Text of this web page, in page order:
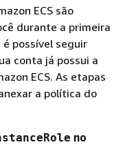
ECS são
durante a primeira
possível seguir
conta já possui a
ECS. As etapas
a política do
no